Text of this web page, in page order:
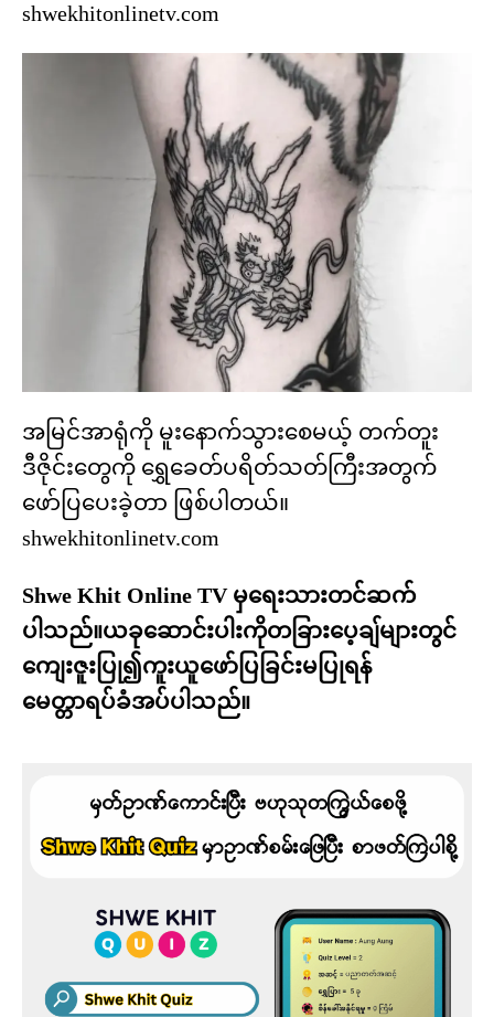
shwekhitonlinetv.com
အမြင်အာရုံကို မူးနောက်သွားစေမယ့် တက်တူး
ဒီဇိုင်းတွေကို ရွှေခေတ်ပရိတ်သတ်ကြီးအတွက်
ဖော်ပြပေးခဲ့တာ ဖြစ်ပါတယ်။
shwekhitonlinetv.com
Shwe Khit Online TV မှရေးသားတင်ဆက်
ပါသည်။ယခုဆောင်းပါးကိုတခြားပေ့ချ်များတွင်
ကျေးဇူးပြု၍ကူးယူဖော်ပြခြင်းမပြုရန်
မေတ္တာရပ်ခံအပ်ပါသည်။